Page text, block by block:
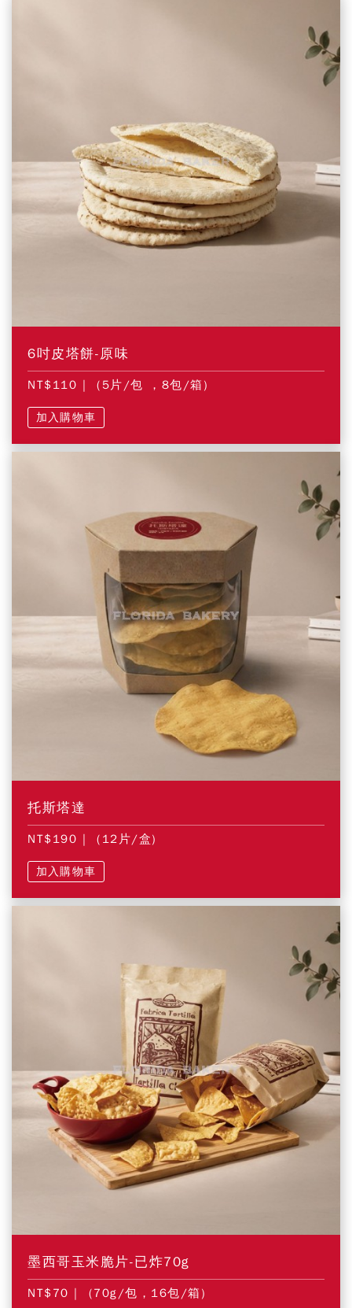
6吋皮塔餅-原味
NT$110 | (5片/包 ，8包/箱)
加入購物車
托斯塔達
NT$190 | (12片/盒)
加入購物車
墨西哥玉米脆片-已炸70g
NT$70 | (70g/包，16包/箱)